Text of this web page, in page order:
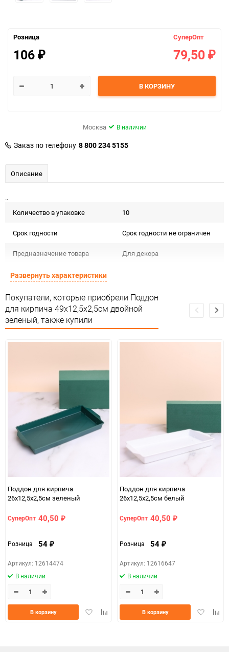
Розница
106 ₽
СуперОпт
79,50 ₽
В КОРЗИНУ
Москва В наличии
Заказ по телефону 8 800 234 5155
Описание
..
Количество в упаковке
10
Срок годности Срок годности не ограничен
Предназначение товара Для декора
Сертификация
Особые условия Особых условий не требует
Минимальное количество 1
Развернуть характеристики
Покупатели, которые приобрели Поддон
для кирпича 49х12,5х2,5см двойной
зеленый, также купили
Поддон для кирпича
26х12,5х2,5см зеленый
СуперОпт 40,50 ₽
Розница 54 ₽
Артикул: 12614474
В наличии
ДобавитьДобавить
В корзину
Поддон для кирпича
26х12,5х2,5см белый
СуперОпт 40,50 ₽
Розница 54 ₽
Артикул: 12616647
В наличии
Добавить
В корзину